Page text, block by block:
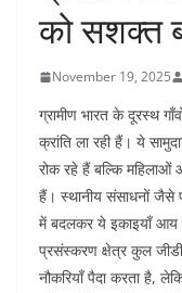
को सशक्त
November 19, 2025
ग्रामीण भारत के दूरस्थ
क्रांति ला रही हैं। ये
रोक रहे हैं बल्कि
हैं। स्थानीय संसाधनों जैसे
में बदलकर ये इकाइयाँ आय
प्रसंस्करण क्षेत्र कुल
नौकरियाँ पैदा करता है,